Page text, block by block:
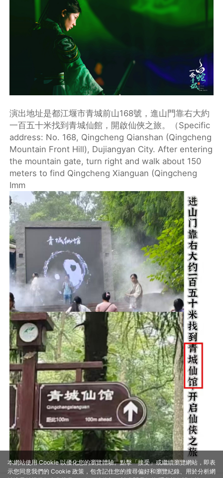
演出地址是‌都江堰市青城前山168號‌，進山門靠右大約
一百五十米找到青城仙館，開啟仙俠之旅。（Specific
address: No. 168, Qingcheng Qianshan (Qingcheng
Mountain Front Hill), Dujiangyan City. After entering
the mountain gate, turn right and walk about 150
meters to find Qingcheng Xianguan (Qingcheng
Imm
本網站使用 Cookie 以優化您的瀏覽體驗。點擊「接受」或繼續瀏覽網站，即表
示您同意我們的 Cookie 政策，包含記住您的搜尋偏好和瀏覽紀錄、用於分析網